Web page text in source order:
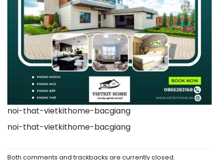
noi-that-vietkithome-bacgiang
noi-that-vietkithome-bacgiang
Both comments and trackbacks are currently closed.